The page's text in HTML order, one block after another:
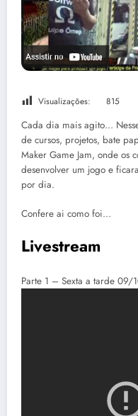
Visualizações: 815
Cada dia mais agito…
de cursos, projetos, bate
Maker Game Jam, onde os
desenvolver um jogo e
por dia.
Confere ai como foi…
Livestream
Parte 1 – Sexta a tarde